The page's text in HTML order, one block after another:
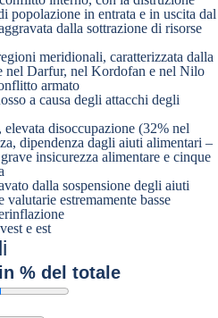
popolazione in entrata e in uscita dal
dalla sottrazione di risorse
meridionali, caratterizzata dalla
nel Darfur, nel Kordofan e nel Nilo
armato
a causa degli attacchi degli
disoccupazione (32% nel
dipendenza dagli aiuti alimentari –
insicurezza alimentare e cinque
dalla sospensione degli aiuti
estremamente basse
e est
% del totale